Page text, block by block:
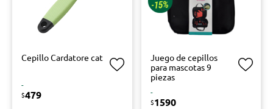
Cepillo Cardatore cat
-
$479
Juego de cepillos
para mascotas 9
piezas
-
$1590